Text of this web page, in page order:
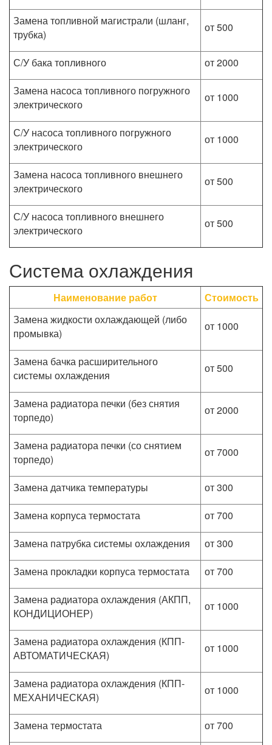
Замена топливной магистрали (шланг,
трубка)
от 500
С/У бака топливного
от 2000
Замена насоса топливного погружного
электрического
от 1000
С/У насоса топливного погружного
электрического
от 1000
Замена насоса топливного внешнего
электрического
от 500
С/У насоса топливного внешнего
электрического
от 500
Система охлаждения
Наименование работ
Стоимость
Замена жидкости охлаждающей (либо
промывка)
от 1000
Замена бачка расширительного
системы охлаждения
от 500
Замена радиатора печки (без снятия
торпедо)
от 2000
Замена радиатора печки (со снятием
торпедо)
от 7000
Замена датчика температуры
от 300
Замена корпуса термостата
от 700
Замена патрубка системы охлаждения
от 300
Замена прокладки корпуса термостата
от 700
Замена радиатора охлаждения (АКПП,
КОНДИЦИОНЕР)
от 1000
Замена радиатора охлаждения (КПП-
АВТОМАТИЧЕСКАЯ)
от 1000
Замена радиатора охлаждения (КПП-
МЕХАНИЧЕСКАЯ)
от 1000
Замена термостата
от 700